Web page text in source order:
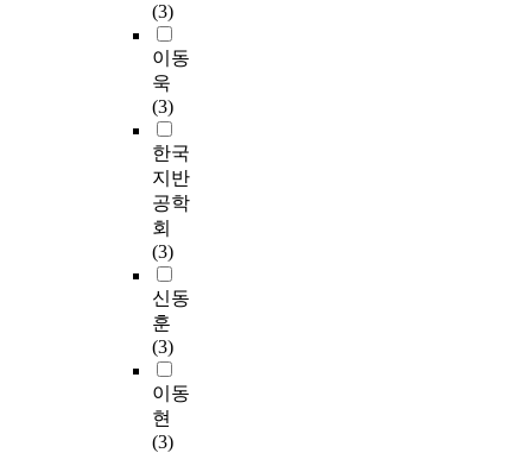
(3)
이동
욱
(3)
한국
지반
공학
회
(3)
신동
훈
(3)
이동
현
(3)